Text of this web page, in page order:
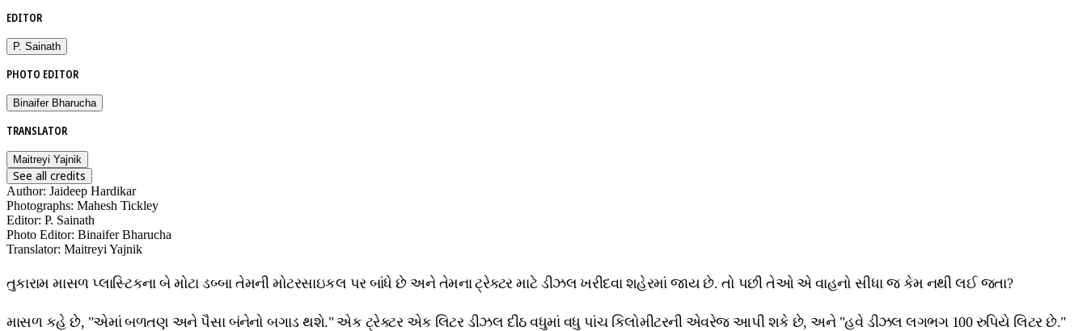
EDITOR
P. Sainath
PHOTO EDITOR
Binaifer Bharucha
TRANSLATOR
Maitreyi Yajnik
See all credits
Author: Jaideep Hardikar
Photographs: Mahesh Tickley
Editor: P. Sainath
Photo Editor: Binaifer Bharucha
Translator: Maitreyi Yajnik
તુકારામ માસળ પ્લાસ્ટિકના બે મોટા ડબ્બા તેમની મોટરસાઇકલ પર બાંધે છે અને તેમના ટ્રેક્ટર માટે ડીઝલ ખરીદવા શહેરમાં જાય છે. તો પછી તેઓ એ વાહનો સીધા જ કેમ નથી લઈ જતા?
માસળ કહે છે, "એમાં બળતણ અને પૈસા બંનેનો બગાડ થશે." એક ટ્રેક્ટર એક લિટર ડીઝલ દીઠ વધુમાં વધુ પાંચ કિલોમીટરની એવરેજ આપી શકે છે, અને "હવે ડીઝલ લગભગ 100 રુપિયે લિટર છે."